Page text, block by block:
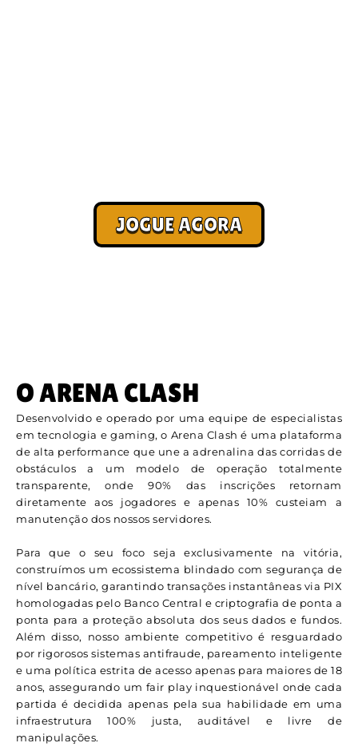
JOGUE AGORA
O ARENA CLASH
Desenvolvido e operado por uma equipe de especialistas
em tecnologia e gaming, o Arena Clash é uma plataforma
de alta performance que une a adrenalina das corridas de
obstáculos a um modelo de operação totalmente
transparente, onde 90% das inscrições retornam
diretamente aos jogadores e apenas 10% custeiam a
manutenção dos nossos servidores.
Para que o seu foco seja exclusivamente na vitória,
construímos um ecossistema blindado com segurança de
nível bancário, garantindo transações instantâneas via PIX
homologadas pelo Banco Central e criptografia de ponta a
ponta para a proteção absoluta dos seus dados e fundos.
Além disso, nosso ambiente competitivo é resguardado
por rigorosos sistemas antifraude, pareamento inteligente
e uma política estrita de acesso apenas para maiores de 18
anos, assegurando um fair play inquestionável onde cada
partida é decidida apenas pela sua habilidade em uma
infraestrutura 100% justa, auditável e livre de
manipulações.